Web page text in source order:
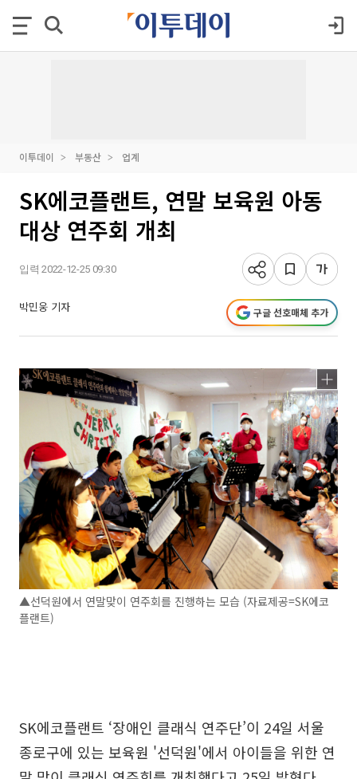
이투데이 부동산 업계
SK에코플랜트, 연말 보육원 아동
대상 연주회 개최
입력 2022-12-25 09:30
박민웅 기자 구글 선호매체 추가
▲선덕원에서 연말맞이 연주회를 진행하는 모습 (자료제공=SK에코
플랜트)
SK에코플랜트 ‘장애인 클래식 연주단’이 24일 서울
종로구에 있는 보육원 '선덕원'에서 아이들을 위한 연